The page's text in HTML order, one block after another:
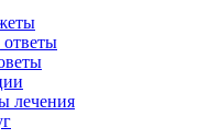
лечения